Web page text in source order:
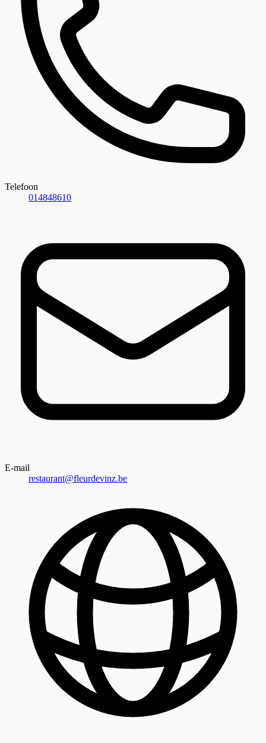
Telefoon
014848610
E-mail
restaurant@fleurdevinz.be